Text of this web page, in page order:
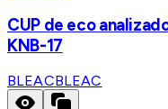
CUP de eco
KNB-17
BLEACBLEAC